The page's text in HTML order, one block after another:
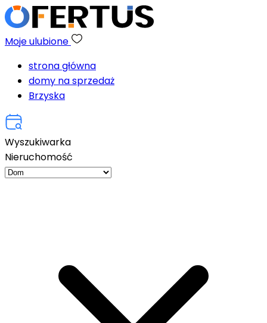
Moje ulubione
strona główna
domy na sprzedaż
Brzyska
Wyszukiwarka
Nieruchomość